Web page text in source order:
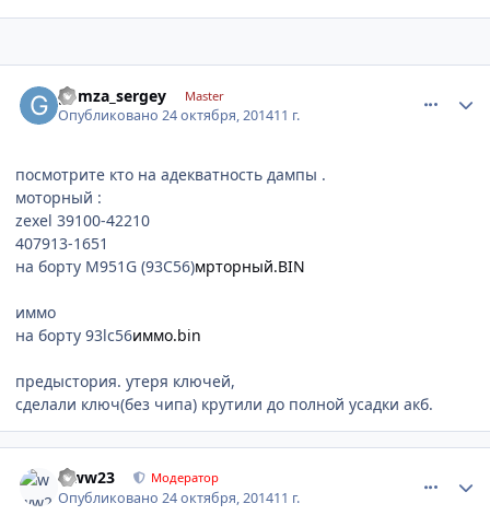
gomza_sergey Master
Опубликовано24 октября, 201411 г.
посмотрите кто на адекватность дампы .
моторный :
zexel 39100-42210
407913-1651
на борту M951G (93C56)мрторный.BIN
иммо
на борту 93lc56иммо.bin
предыстория. утеря ключей,
сделали ключ(без чипа) крутили до полной усадки акб.
www23 Модератор
Опубликовано24 октября, 201411 г.